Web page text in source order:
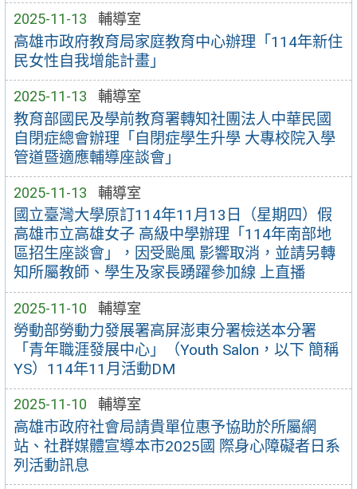
2025-11-13 輔導室
高雄市政府教育局家庭教育中心辦理「114年新住
民女性自我增能計畫」
2025-11-13 輔導室
教育部國民及學前教育署轉知社團法人中華民國
自閉症總會辦理「自閉症學生升學 大專校院入學
管道暨適應輔導座談會」
2025-11-13 輔導室
國立臺灣大學原訂114年11月13日（星期四）假
高雄市立高雄女子 高級中學辦理「114年南部地
區招生座談會」，因受颱風 影響取消，並請另轉
知所屬教師、學生及家長踴躍參加線 上直播
2025-11-10 輔導室
勞動部勞動力發展署高屏澎東分署檢送本分署
「青年職涯發展中心」（Youth Salon，以下 簡稱
YS）114年11月活動DM
2025-11-10 輔導室
高雄市政府社會局請貴單位惠予協助於所屬網
站、社群媒體宣導本市2025國 際身心障礙者日系
列活動訊息